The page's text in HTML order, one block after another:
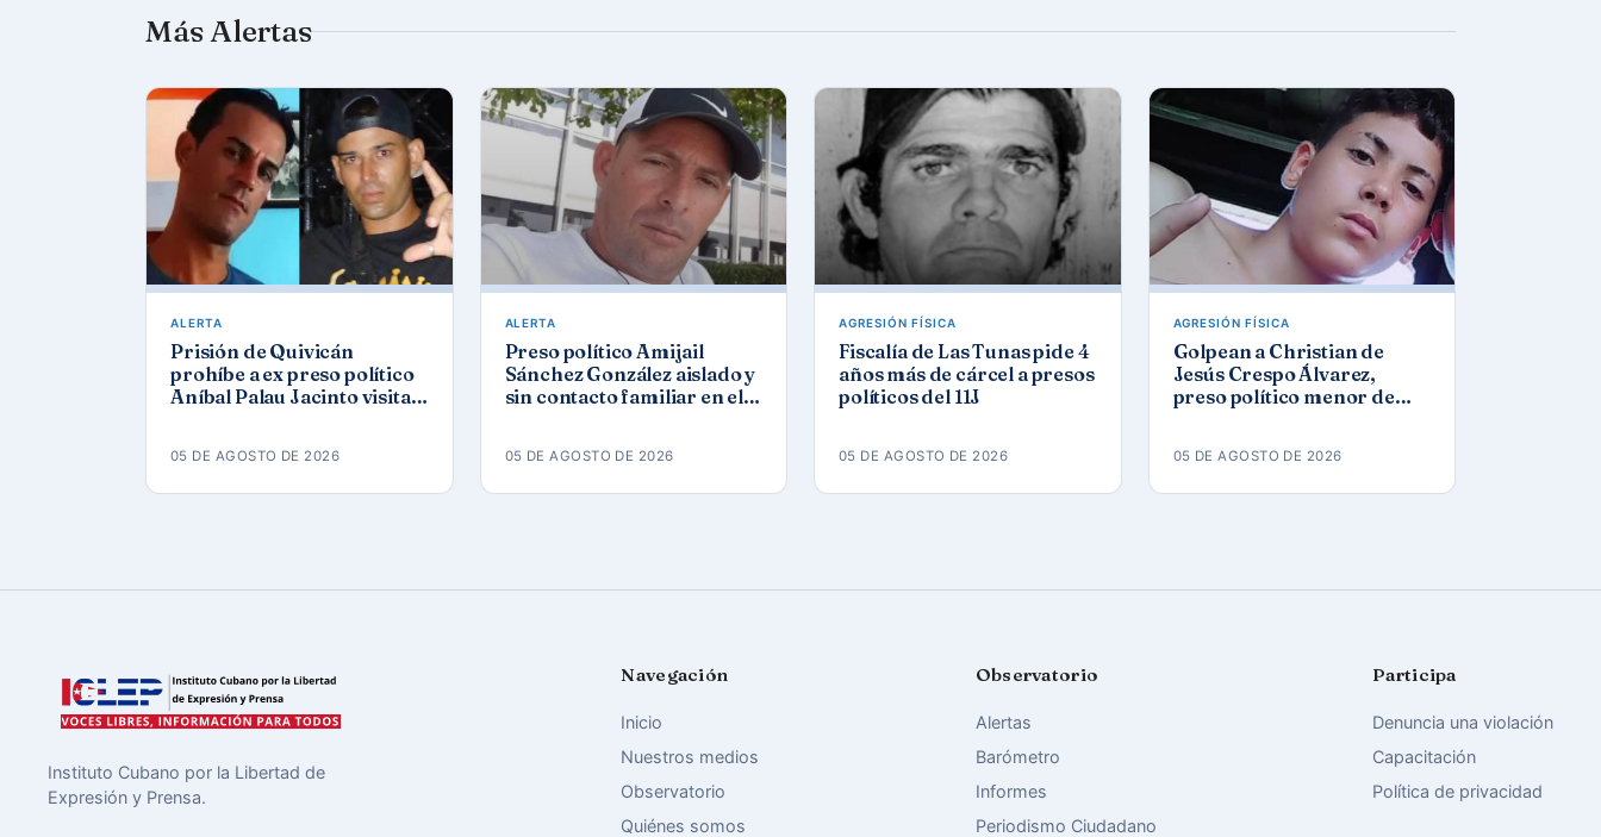
Más Alertas
ALERTA
Prisión de Quivicán
prohíbe a ex preso político
Aníbal Palau Jacinto visitar
05 DE AGOSTO DE 2026
ALERTA
Preso político Amijail
Sánchez González aislado y
sin contacto familiar en el
05 DE AGOSTO DE 2026
AGRESIÓN FÍSICA
Fiscalía de Las Tunas pide 4
años más de cárcel a presos
políticos del 11J
05 DE AGOSTO DE 2026
AGRESIÓN FÍSICA
Golpean a Christian de
Jesús Crespo Álvarez,
preso político menor de
05 DE AGOSTO DE 2026
Instituto Cubano por la Libertad de
Expresión y Prensa.
Navegación
Inicio
Nuestros medios
Observatorio
Quiénes somos
Observatorio
Alertas
Barómetro
Informes
Periodismo Ciudadano
Participa
Denuncia una violación
Capacitación
Política de privacidad